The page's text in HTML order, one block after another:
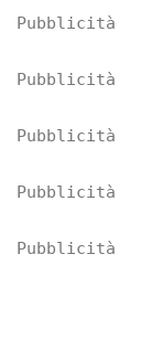
Pubblicità
Pubblicità
Pubblicità
Pubblicità
Pubblicità